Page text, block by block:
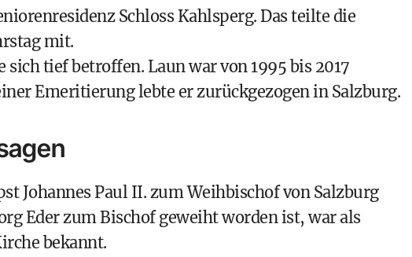
Schloss Kahlsperg. Das teilte die
mit.
sich tief betroffen. Laun war von 1995 bis 2017
Emeritierung lebte er zurückgezogen in Salzburg.
Johannes Paul II. zum Weihbischof von Salzburg
Eder zum Bischof geweiht worden ist, war als
bekannt.